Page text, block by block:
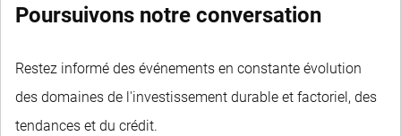
Poursuivons notre conversation
Restez informé des événements en constante évolution
des domaines de l'investissement durable et factoriel, des
tendances et du crédit.